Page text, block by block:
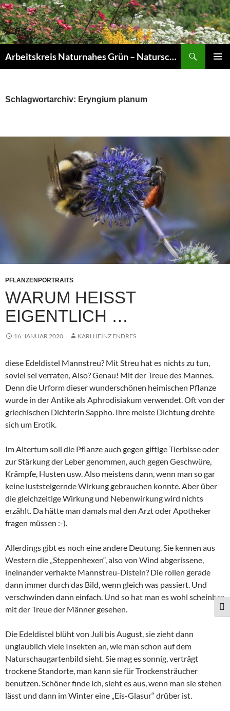
Zum
Inhalt
springen
Arbeitskreis Naturnahes Grün – Naturschaugarten Lindenmühle
Schlagwortarchiv: Eryngium planum
PFLANZENPORTRAITS
WARUM HEISST E
IGENTLICH …
16. JANUAR 2020 KARLHEINZ ENDRES
diese Edeldistel Mannstreu? Mit Streu hat es nichts zu tun,
soviel sei verraten, Also? Genau! Mit der Treue des Mannes.
Denn die Urform dieser wunderschönen heimischen Pflanze
wurde in der Antike als Aphrodisiakum verwendet. Oft von der
griechischen Dichterin Sappho. Ihre meiste Dichtung drehte
sich um Erotik.
Im Altertum soll die Pflanze auch gegen giftige Tierbisse oder
zur Stärkung der Leber genommen, auch gegen Geschwüre,
Krämpfe, Husten usw. Also meistens dann, wenn man so gar
keine luststeigernde Wirkung gebrauchen konnte. Aber über
die gleichzeitige Wirkung und Nebenwirkung wird nichts
erzählt. Da hätte man damals mal den Arzt oder Apotheker
fragen müssen :-).
Allerdings gibt es noch eine andere Deutung. Sie kennen aus
Western die „Steppenhexen“, also von Wind abgerissene,
ineinander verhakte Mannstreu-Disteln? Die rollen gerade
dann immer durch das Bild, wenn gleich was passiert. Und
verschwinden dann einfach. Und so hat man es wohl scheinbar
mit der Treue der Männer gesehen.
Die Edeldistel blüht von Juli bis August, sie zieht dann
unglaublich viele Insekten an, wie man schon auf dem
Naturschaugartenbild sieht. Sie mag es sonnig, verträgt
trockene Standorte, man kann sie für Trockensträucher
benutzen. Schöner finde ich, sieht es aus, wenn man sie stehen
lässt und dann im Winter eine „Eis-Glasur“ drüber ist.